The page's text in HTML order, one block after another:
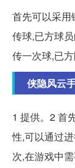
首先可以采用
传球,已方球
传一次球,已
侠隐风云
1 提供。2 首
性,可以通过
次,在游戏中